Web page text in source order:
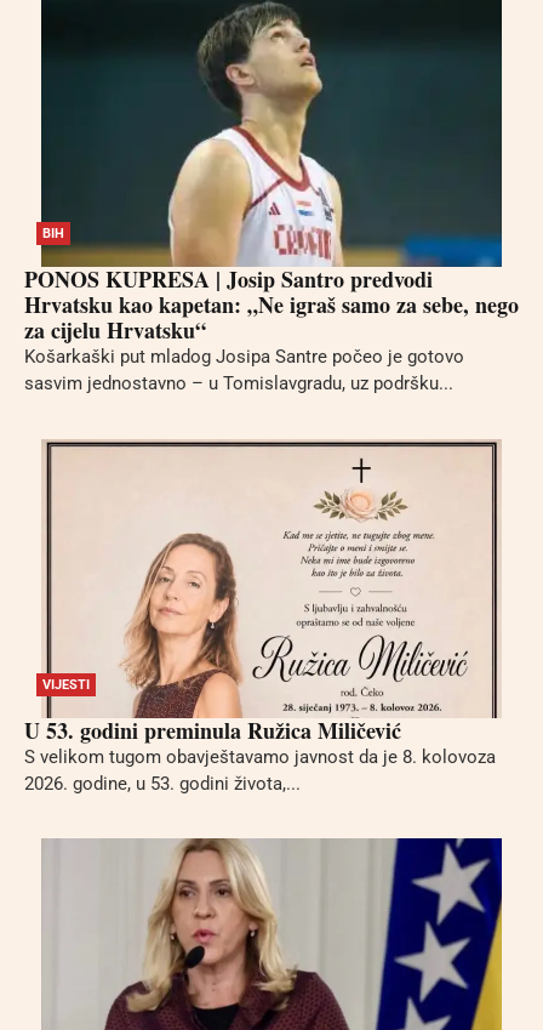
BIH
PONOS KUPRESA | Josip Santro predvodi
Hrvatsku kao kapetan: „Ne igraš samo za sebe, nego
za cijelu Hrvatsku“
Košarkaški put mladog Josipa Santre počeo je gotovo
sasvim jednostavno – u Tomislavgradu, uz podršku...
VIJESTI
U 53. godini preminula Ružica Miličević
S velikom tugom obavještavamo javnost da je 8. kolovoza
2026. godine, u 53. godini života,...